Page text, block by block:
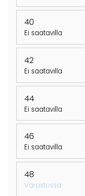
40
Ei saatavilla
42
Ei saatavilla
44
Ei saatavilla
46
Ei saatavilla
48
Varastossa